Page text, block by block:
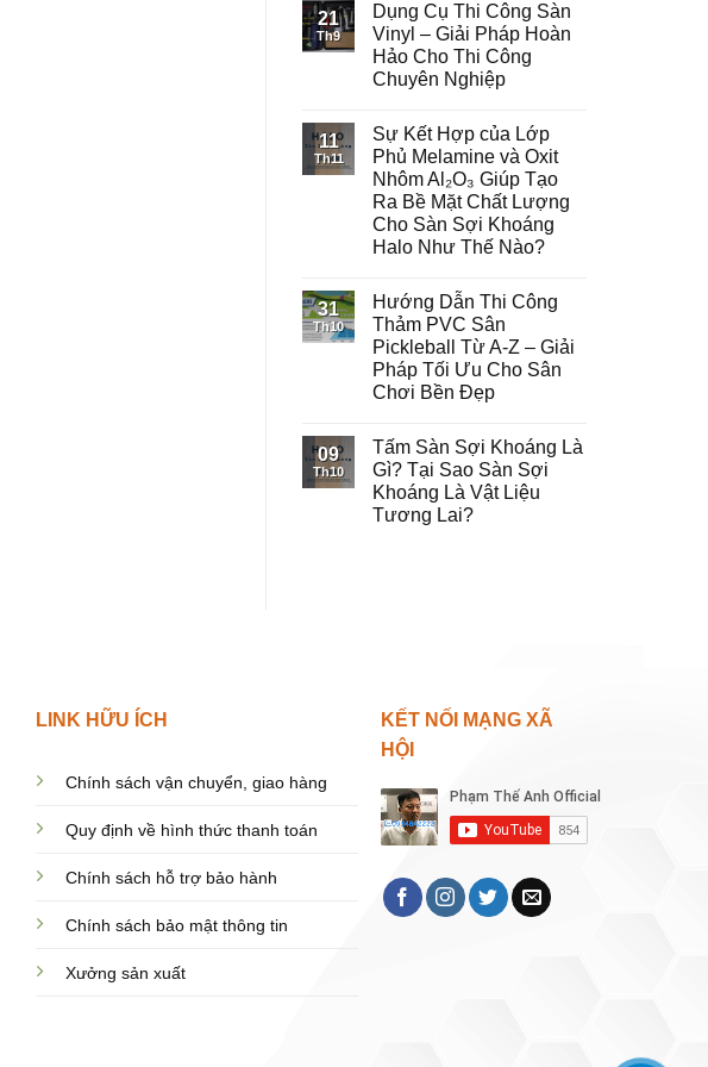
21
Th9
Dụng Cụ Thi Công Sàn
Vinyl – Giải Pháp Hoàn
Hảo Cho Thi Công
Chuyên Nghiệp
11
Th11
Sự Kết Hợp của Lớp
Phủ Melamine và Oxit
Nhôm Al₂O₃ Giúp Tạo
Ra Bề Mặt Chất Lượng
Cho Sàn Sợi Khoáng
Halo Như Thế Nào?
31
Th10
Hướng Dẫn Thi Công
Thảm PVC Sân
Pickleball Từ A-Z – Giải
Pháp Tối Ưu Cho Sân
Chơi Bền Đẹp
09
Th10
Tấm Sàn Sợi Khoáng Là
Gì? Tại Sao Sàn Sợi
Khoáng Là Vật Liệu
Tương Lai?
LINK HỮU ÍCH
Chính sách vận chuyển, giao hàng
Quy định về hình thức thanh toán
Chính sách hỗ trợ bảo hành
Chính sách bảo mật thông tin
Xưởng sản xuất
KẾT NỐI MẠNG XÃ
HỘI